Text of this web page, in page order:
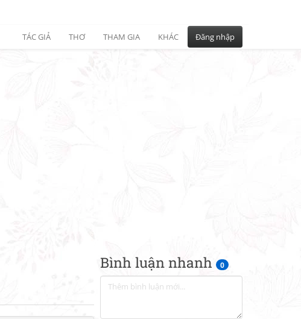
TÁC GIẢ THƠ THAM GIA KHÁC Đăng nhập
Bình luận nhanh 0